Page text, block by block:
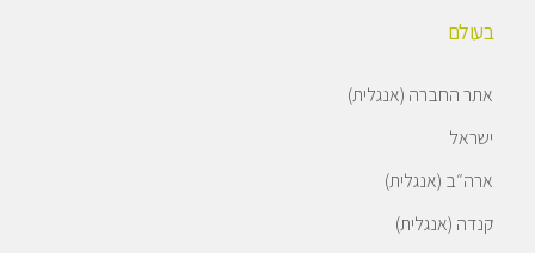
בעולם
אתר החברה (אנגלית)
ישראל
ארה״ב (אנגלית)
קנדה (אנגלית)